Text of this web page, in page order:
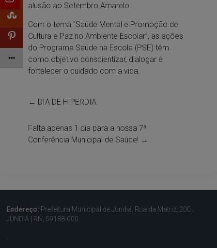
alusão ao Setembro Amarelo.
Com o tema “Saúde Mental e Promoção de
Cultura e Paz no Ambiente Escolar”, as ações
do Programa Saúde na Escola (PSE) têm
como objetivo conscientizar, dialogar e
fortalecer o cuidado com a vida.
← DIA DE HIPERDIA
Falta apenas 1 dia para a nossa 7ª
Conferência Municipal de Saúde! →
Endereço: Prefeitura Municipal de Jundiá, Rua da Matriz, 200 |
JUNDIÁ | RN, 59188-000